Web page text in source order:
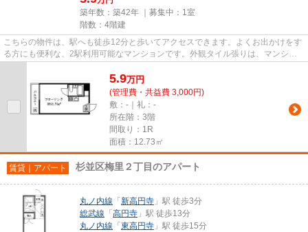
築年数：築42年 ｜募集中： 1室
階数：4階建
こちらの物件は、駅へも徒歩12分と歩いてアクセスできます。よくお出かけをす
る方にも便利な、2駅利用可能なマンションです。外観タイル張りは、マンショ
5.9万円
(管理費・共益費 3,000円)
敷：-｜礼：-
所在階：3階
間取り：1R
面積：12.73㎡
賃貸｜アパート 杉並区梅里２丁目のアパート
丸ノ内線 「 新高円寺 」駅 徒歩3分
総武線 「 高円寺 」駅 徒歩13分
丸ノ内線 「 東高円寺 」駅 徒歩15分